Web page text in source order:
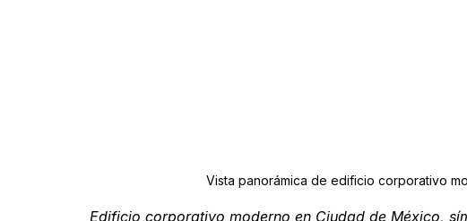
Vista panorámica de edificio corporativo
Edificio corporativo moderno en Ciudad de México,